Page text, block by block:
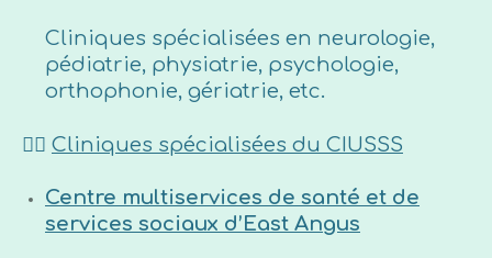
Cliniques spécialisées en neurologie,
pédiatrie, physiatrie, psychologie,
orthophonie, gériatrie, etc.
👉🏼 Cliniques spécialisées du CIUSSS
Centre multiservices de santé et de
services sociaux d’East Angus